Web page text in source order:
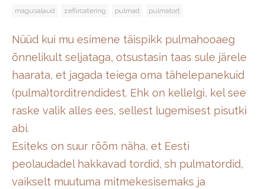
magusalaud zefiircatering pulmad pulmatort
Nüüd kui mu esimene täispikk pulmahooaeg
õnnelikult seljataga, otsustasin taas sule järele
haarata, et jagada teiega oma tähelepanekuid
(pulma)torditrendidest. Ehk on kellelgi, kel see
raske valik alles ees, sellest lugemisest pisutki
abi.
Esiteks on suur rõõm näha, et Eesti
peolaudadel hakkavad tordid, sh pulmatordid,
vaikselt muutuma mitmekesisemaks ja